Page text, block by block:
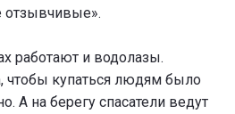
отзывчивые».
работают и водолазы.
чтобы купаться людям было
А на берегу спасатели ведут